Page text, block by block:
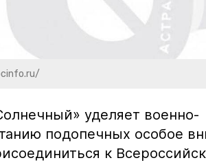
уделяет военно-
подопечных особое
к